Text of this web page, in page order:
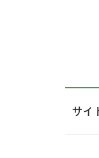
サイ